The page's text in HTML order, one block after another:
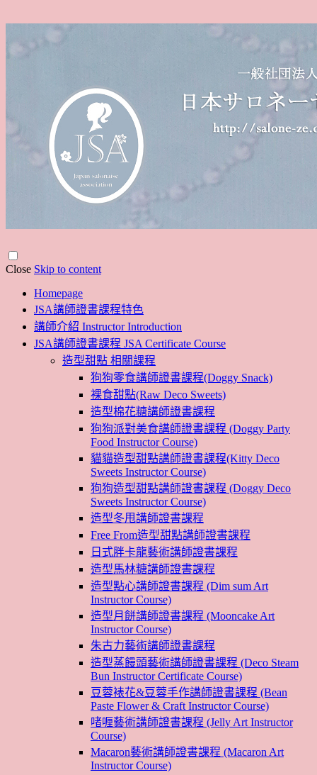
Close Skip to content
Homepage
JSA講師證書課程特色
講師介紹 Instructor Introduction
JSA講師證書課程 JSA Certificate Course
造型甜點 相關課程
狗狗零食講師證書課程(Doggy Snack)
裸食甜點(Raw Deco Sweets)
造型棉花糖講師證書課程
狗狗派對美食講師證書課程 (Doggy Party
Food Instructor Course)
貓貓造型甜點講師證書課程(Kitty Deco
Sweets Instructor Course)
狗狗造型甜點講師證書課程 (Doggy Deco
Sweets Instructor Course)
造型冬甩講師證書課程
Free From造型甜點講師證書課程
日式胖卡龍藝術講師證書課程
造型馬林糖講師證書課程
造型點心講師證書課程 (Dim sum Art
Instructor Course)
造型月餅講師證書課程 (Mooncake Art
Instructor Course)
朱古力藝術講師證書課程
造型蒸饅頭藝術講師證書課程 (Deco Steam
Bun Instructor Certificate Course)
豆蓉裱花&豆蓉手作講師證書課程 (Bean
Paste Flower & Craft Instructor Course)
啫喱藝術講師證書課程 (Jelly Art Instructor
Course)
Macaron藝術講師證書課程 (Macaron Art
Instructor Course)